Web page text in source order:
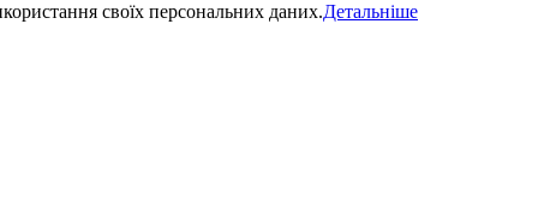
своїх персональних даних.Детальніше